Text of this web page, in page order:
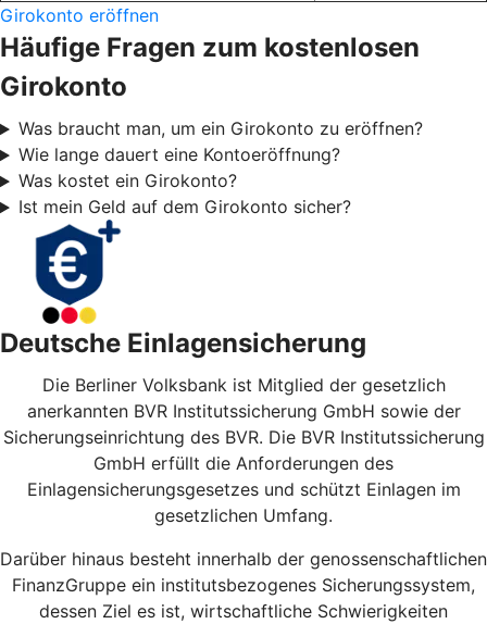
Girokonto eröffnen
Häufige Fragen zum kostenlosen
Girokonto
Was braucht man, um ein Girokonto zu eröffnen?
Wie lange dauert eine Kontoeröffnung?
Was kostet ein Girokonto?
Ist mein Geld auf dem Girokonto sicher?
Deutsche Einlagensicherung
Die Berliner Volksbank ist Mitglied der gesetzlich
anerkannten BVR Institutssicherung GmbH sowie der
Sicherungseinrichtung des BVR. Die BVR Institutssicherung
GmbH erfüllt die Anforderungen des
Einlagensicherungsgesetzes und schützt Einlagen im
gesetzlichen Umfang.
Darüber hinaus besteht innerhalb der genossenschaftlichen
FinanzGruppe ein institutsbezogenes Sicherungssystem,
dessen Ziel es ist, wirtschaftliche Schwierigkeiten